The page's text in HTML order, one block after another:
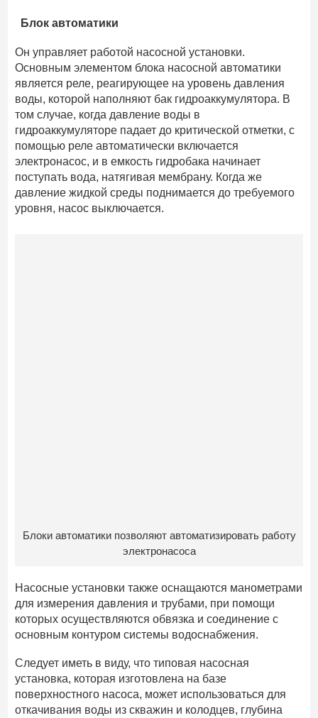
Блок автоматики
Он управляет работой насосной установки.
Основным элементом блока насосной автоматики
является реле, реагирующее на уровень давления
воды, которой наполняют бак гидроаккумулятора. В
том случае, когда давление воды в
гидроаккумуляторе падает до критической отметки, с
помощью реле автоматически включается
электронасос, и в емкость гидробака начинает
поступать вода, натягивая мембрану. Когда же
давление жидкой среды поднимается до требуемого
уровня, насос выключается.
Блоки автоматики позволяют автоматизировать работу
электронасоса
Насосные установки также оснащаются манометрами
для измерения давления и трубами, при помощи
которых осуществляются обвязка и соединение с
основным контуром системы водоснабжения.
Следует иметь в виду, что типовая насосная
установка, которая изготовлена на базе
поверхностного насоса, может использоваться для
откачивания воды из скважин и колодцев, глубина